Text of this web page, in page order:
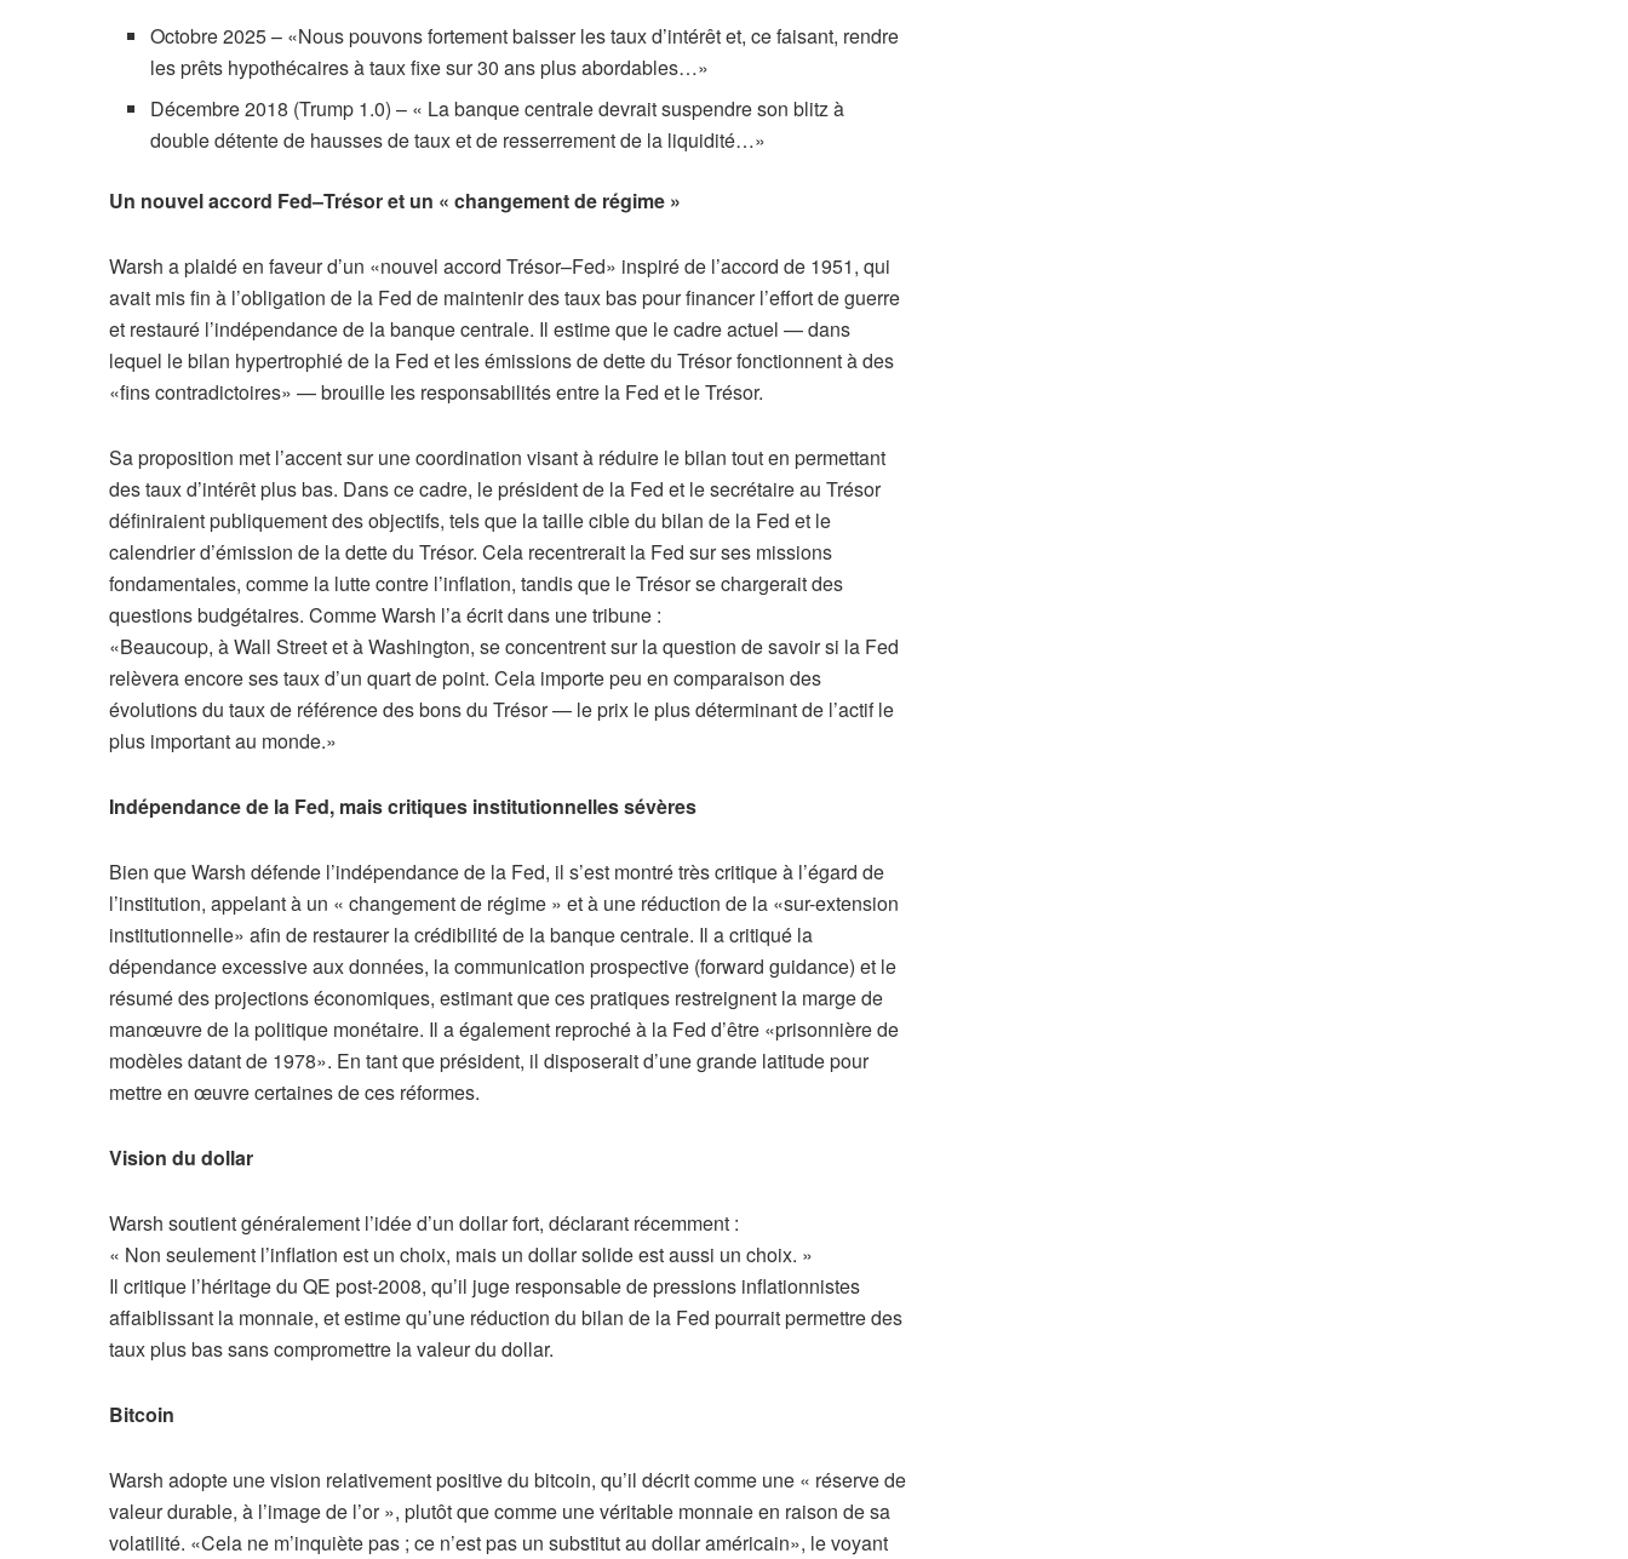
Octobre 2025 – «Nous pouvons fortement baisser les taux d’intérêt et, ce faisant, rendre
les prêts hypothécaires à taux fixe sur 30 ans plus abordables…»
Décembre 2018 (Trump 1.0) – « La banque centrale devrait suspendre son blitz à
double détente de hausses de taux et de resserrement de la liquidité…»
Un nouvel accord Fed–Trésor et un « changement de régime »
Warsh a plaidé en faveur d’un «nouvel accord Trésor–Fed» inspiré de l’accord de 1951, qui
avait mis fin à l’obligation de la Fed de maintenir des taux bas pour financer l’effort de guerre
et restauré l’indépendance de la banque centrale. Il estime que le cadre actuel — dans
lequel le bilan hypertrophié de la Fed et les émissions de dette du Trésor fonctionnent à des
«fins contradictoires» — brouille les responsabilités entre la Fed et le Trésor.
Sa proposition met l’accent sur une coordination visant à réduire le bilan tout en permettant
des taux d’intérêt plus bas. Dans ce cadre, le président de la Fed et le secrétaire au Trésor
définiraient publiquement des objectifs, tels que la taille cible du bilan de la Fed et le
calendrier d’émission de la dette du Trésor. Cela recentrerait la Fed sur ses missions
fondamentales, comme la lutte contre l’inflation, tandis que le Trésor se chargerait des
questions budgétaires. Comme Warsh l’a écrit dans une tribune :
«Beaucoup, à Wall Street et à Washington, se concentrent sur la question de savoir si la Fed
relèvera encore ses taux d’un quart de point. Cela importe peu en comparaison des
évolutions du taux de référence des bons du Trésor — le prix le plus déterminant de l’actif le
plus important au monde.»
Indépendance de la Fed, mais critiques institutionnelles sévères
Bien que Warsh défende l’indépendance de la Fed, il s’est montré très critique à l’égard de
l’institution, appelant à un « changement de régime » et à une réduction de la «sur-extension
institutionnelle» afin de restaurer la crédibilité de la banque centrale. Il a critiqué la
dépendance excessive aux données, la communication prospective (forward guidance) et le
résumé des projections économiques, estimant que ces pratiques restreignent la marge de
manœuvre de la politique monétaire. Il a également reproché à la Fed d’être «prisonnière de
modèles datant de 1978». En tant que président, il disposerait d’une grande latitude pour
mettre en œuvre certaines de ces réformes.
Vision du dollar
Warsh soutient généralement l’idée d’un dollar fort, déclarant récemment :
« Non seulement l’inflation est un choix, mais un dollar solide est aussi un choix. »
Il critique l’héritage du QE post-2008, qu’il juge responsable de pressions inflationnistes
affaiblissant la monnaie, et estime qu’une réduction du bilan de la Fed pourrait permettre des
taux plus bas sans compromettre la valeur du dollar.
Bitcoin
Warsh adopte une vision relativement positive du bitcoin, qu’il décrit comme une « réserve de
valeur durable, à l’image de l’or », plutôt que comme une véritable monnaie en raison de sa
volatilité. «Cela ne m’inquiète pas ; ce n’est pas un substitut au dollar américain», le voyant